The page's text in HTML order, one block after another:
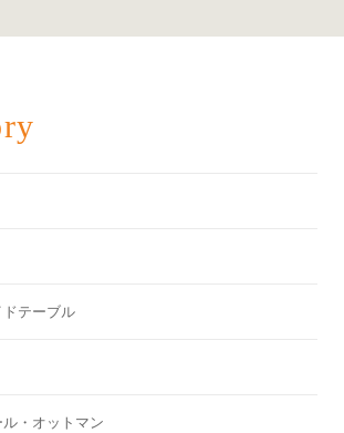
テーブル
・オットマン